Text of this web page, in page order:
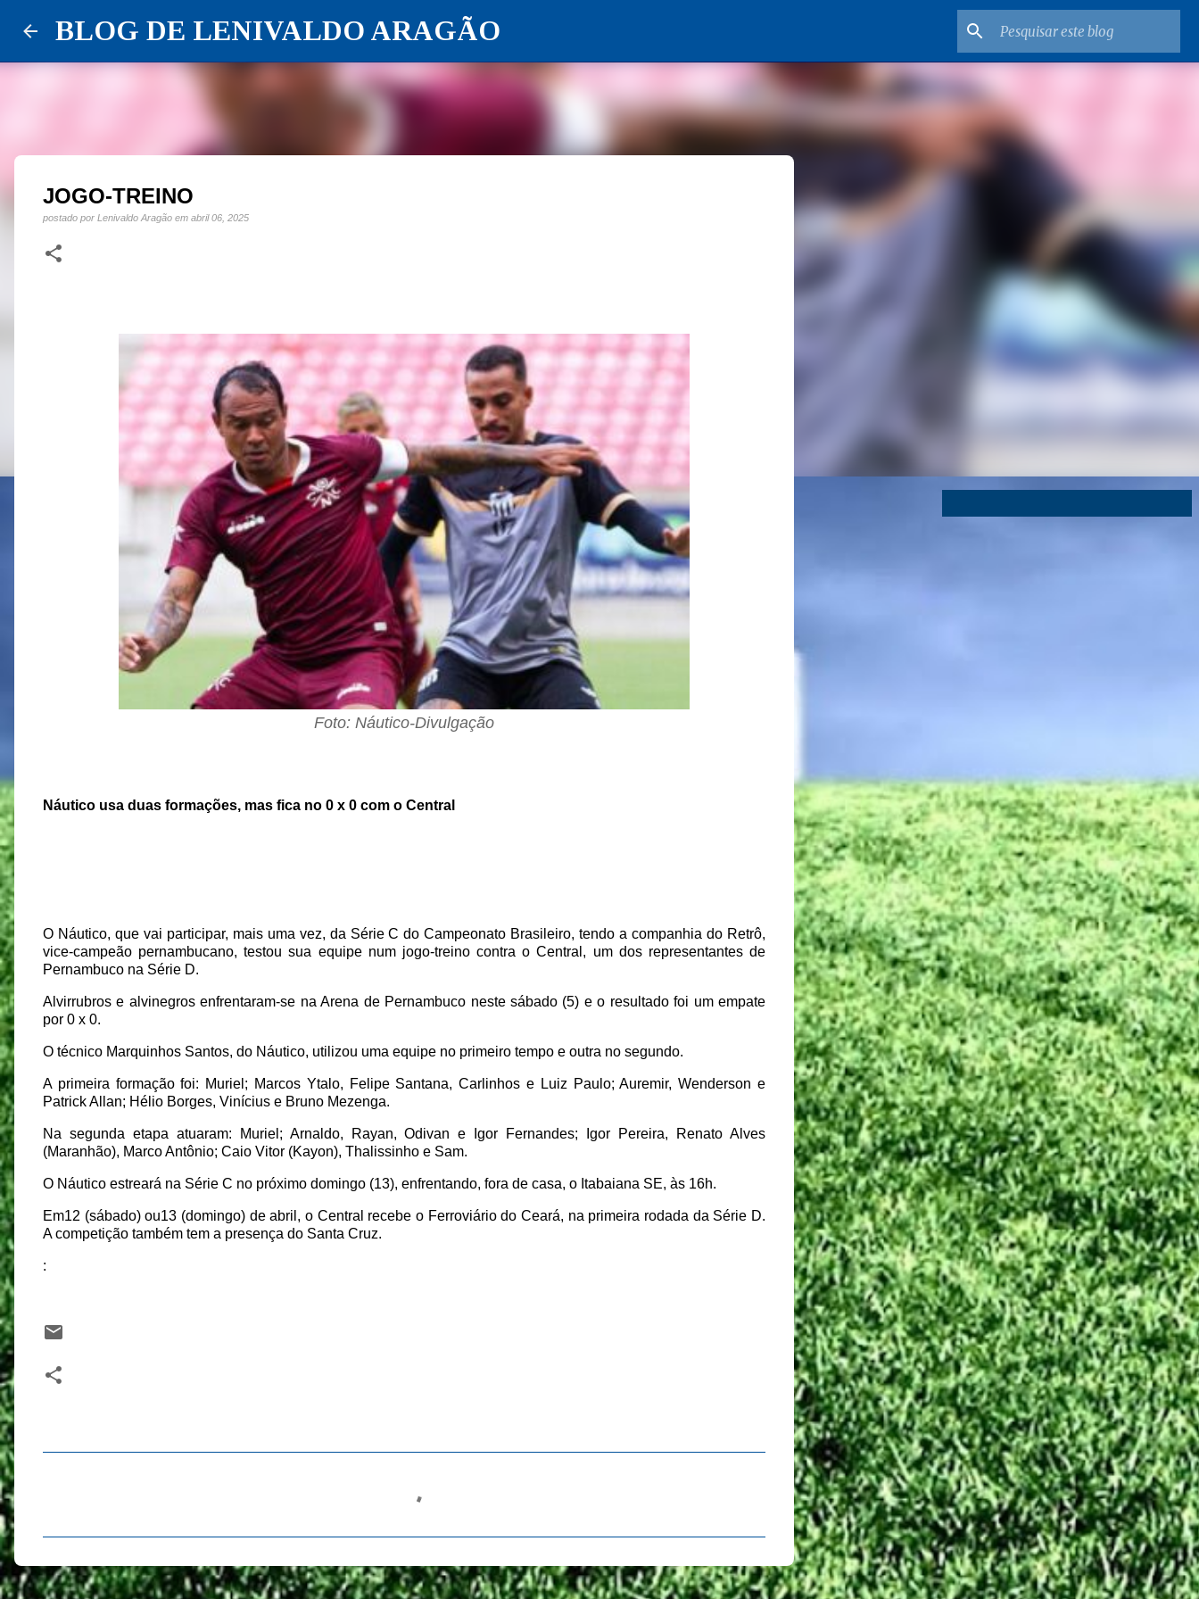
BLOG DE LENIVALDO ARAGÃO
JOGO-TREINO
postado por Lenivaldo Aragão em abril 06, 2025
Foto: Náutico-Divulgação
Náutico usa duas formações, mas fica no 0 x 0 com o Central
O Náutico, que vai participar, mais uma vez, da Série C do Campeonato Brasileiro, tendo a companhia do Retrô,
vice-campeão pernambucano, testou sua equipe num jogo-treino contra o Central, um dos representantes de
Pernambuco na Série D.
Alvirrubros e alvinegros enfrentaram-se na Arena de Pernambuco neste sábado (5) e o resultado foi um empate
por 0 x 0.
O técnico Marquinhos Santos, do Náutico, utilizou uma equipe no primeiro tempo e outra no segundo.
A primeira formação foi: Muriel; Marcos Ytalo, Felipe Santana, Carlinhos e Luiz Paulo; Auremir, Wenderson e
Patrick Allan; Hélio Borges, Vinícius e Bruno Mezenga.
Na segunda etapa atuaram: Muriel; Arnaldo, Rayan, Odivan e Igor Fernandes; Igor Pereira, Renato Alves
(Maranhão), Marco Antônio; Caio Vitor (Kayon), Thalissinho e Sam.
O Náutico estreará na Série C no próximo domingo (13), enfrentando, fora de casa, o Itabaiana SE, às 16h.
Em12 (sábado) ou13 (domingo) de abril, o Central recebe o Ferroviário do Ceará, na primeira rodada da Série D.
A competição também tem a presença do Santa Cruz.
:
n